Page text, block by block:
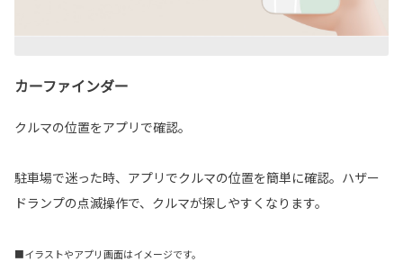
カーファインダー
クルマの位置をアプリで確認。
駐車場で迷った時、アプリでクルマの位置を簡単に確認。ハザー
ドランプの点滅操作で、クルマが探しやすくなります。
■イラストやアプリ画面はイメージです。